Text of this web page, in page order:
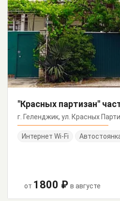
"Красных партизан"
г. Геленджик, ул. Красных
Интернет Wi-Fi
от 1800 ₽ в августе